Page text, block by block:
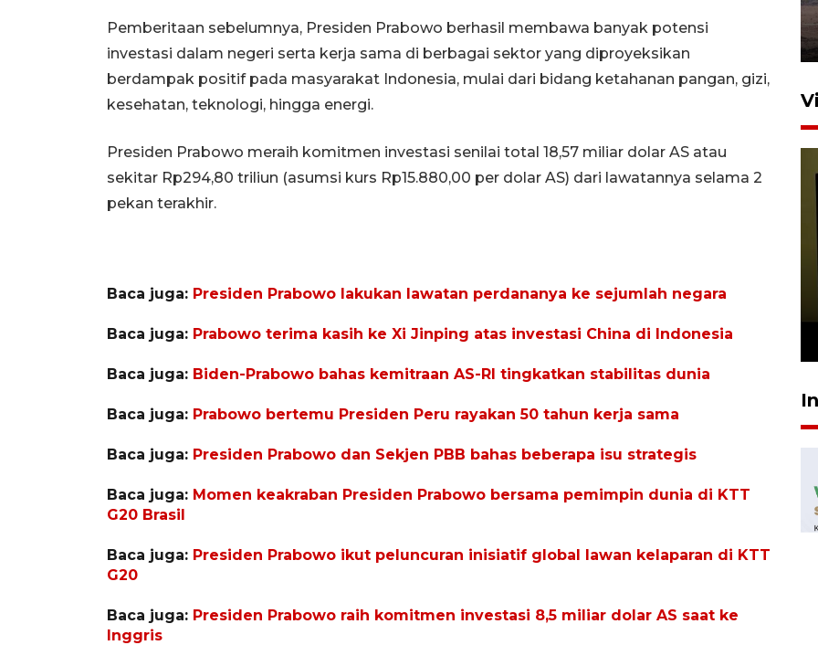
Pemberitaan sebelumnya, Presiden Prabowo berhasil membawa banyak potensi
investasi dalam negeri serta kerja sama di berbagai sektor yang diproyeksikan
berdampak positif pada masyarakat Indonesia, mulai dari bidang ketahanan pangan, gizi,
kesehatan, teknologi, hingga energi.
Presiden Prabowo meraih komitmen investasi senilai total 18,57 miliar dolar AS atau
sekitar Rp294,80 triliun (asumsi kurs Rp15.880,00 per dolar AS) dari lawatannya selama 2
pekan terakhir.
Baca juga: Presiden Prabowo lakukan lawatan perdananya ke sejumlah negara
Baca juga: Prabowo terima kasih ke Xi Jinping atas investasi China di Indonesia
Baca juga: Biden-Prabowo bahas kemitraan AS-RI tingkatkan stabilitas dunia
Baca juga: Prabowo bertemu Presiden Peru rayakan 50 tahun kerja sama
Baca juga: Presiden Prabowo dan Sekjen PBB bahas beberapa isu strategis
Baca juga: Momen keakraban Presiden Prabowo bersama pemimpin dunia di KTT
G20 Brasil
Baca juga: Presiden Prabowo ikut peluncuran inisiatif global lawan kelaparan di KTT
G20
Baca juga: Presiden Prabowo raih komitmen investasi 8,5 miliar dolar AS saat ke
Inggris
4 Agustus 2026 19:23
jelang laga lawan Kamboja
23 Juli 2026 19:12